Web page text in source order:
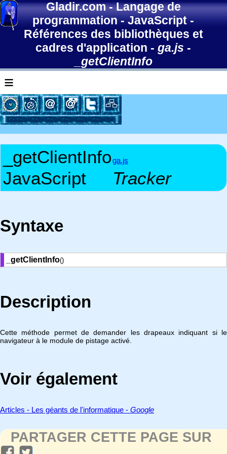
Gladir.com-Langage de
programmation-JavaScript-
Références des bibliothèques et
cadres d'application -ga.js -
_getClientInfo
≡
_getClientInfoga.js
JavaScript Tracker
Syntaxe
_getClientInfo()
Description
Cette méthode permet de demander les drapeaux indiquant si le
navigateur à le module de pistage activé.
Voir également
Articles - Les géants de l'informatique - Google
PARTAGER CETTE PAGE SUR